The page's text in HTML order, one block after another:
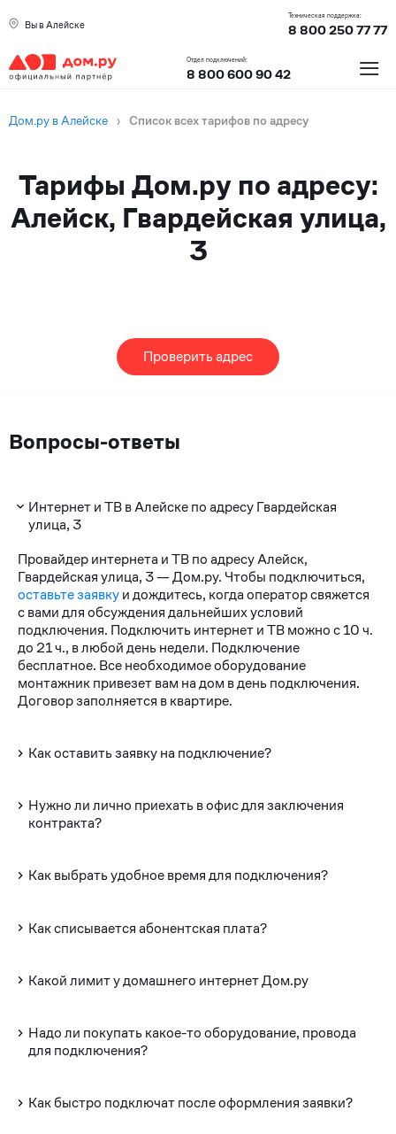
Вы в Алейске
Техническая поддержка:
8 800 250 77 77
Отдел подключений:
8 800 600 90 42 ≡
Дом.ру в Алейске › Список всех тарифов по адресу
Тарифы Дом.ру по адресу:
Алейск, Гвардейская улица,
3
Проверить адрес
Вопросы-ответы
Интернет и ТВ в Алейске по адресу Гвардейская
улица, 3
Провайдер интернета и ТВ по адресу Алейск,
Гвардейская улица, 3 — Дом.ру. Чтобы подключиться,
оставьте заявкуи дождитесь, когда оператор свяжется
с вами для обсуждения дальнейших условий
подключения. Подключить интернет и ТВ можно с 10 ч.
до 21 ч., в любой день недели. Подключение
бесплатное. Все необходимое оборудование
монтажник привезет вам на дом в день подключения.
Договор заполняется в квартире.
Как оставить заявку на подключение?
Нужно ли лично приехать в офис для заключения
контракта?
Как выбрать удобное время для подключения?
Как списывается абонентская плата?
Какой лимит у домашнего интернет Дом.ру
Надо ли покупать какое-то оборудование, провода
для подключения?
Как быстро подключат после оформления заявки?